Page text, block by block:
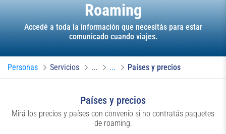
Roaming
Accedé a toda la información que necesitás para estar
comunicado cuando viajes.
Personas Servicios ... ... Países y precios
Países y precios
Mirá los precios y países con convenio si no contratás paquetes
de roaming.